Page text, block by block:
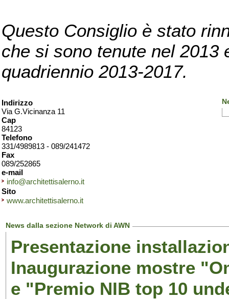
Questo Consiglio è stato
che si sono tenute nel 2013
quadriennio 2013-2017.
Indirizzo
Via G.Vicinanza 11
Cap
84123
Telefono
331/4989813 - 089/241472
Fax
089/252865
e-mail
info@architettisalerno.it
Sito
www.architettisalerno.it
News dalla sezione Network di AWN
Presentazione
Inaugurazione mostre
e "Premio NIB top 10